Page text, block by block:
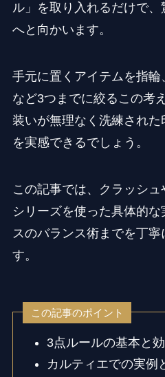
ル」を取り入れるだけで
へと向かいます。
手元に置くアイテムを指
など3つまでに絞るこの考
装いが無理なく洗練され
を実感できるでしょう。
この記事では、クラッシ
シリーズを使った具体的
スのバランス術までを丁寧
す。
この記事のポイント
3点ルールの基本と
カルティエでの実例